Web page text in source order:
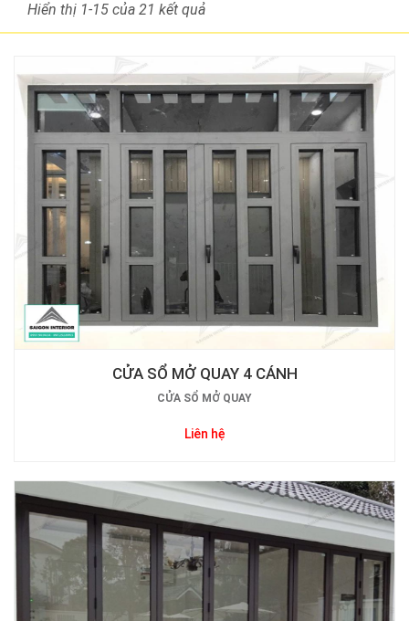
Hiển thị 1-15 của 21 kết quả
CỬA SỔ MỞ QUAY 4 CÁNH
CỬA SỔ MỞ QUAY
Liên hệ